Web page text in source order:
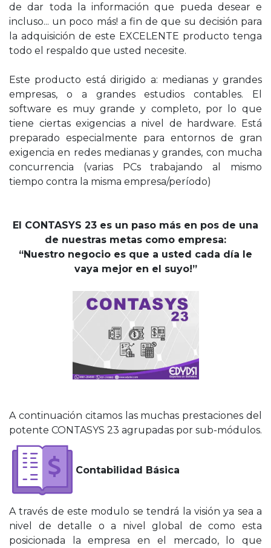
de dar toda la información que pueda desear e
incluso... un poco más! a fin de que su decisión para
la adquisición de este EXCELENTE producto tenga
todo el respaldo que usted necesite.
Este producto está dirigido a: medianas y grandes
empresas, o a grandes estudios contables. El
software es muy grande y completo, por lo que
tiene ciertas exigencias a nivel de hardware. Está
preparado especialmente para entornos de gran
exigencia en redes medianas y grandes, con mucha
concurrencia (varias PCs trabajando al mismo
tiempo contra la misma empresa/período)
El CONTASYS 23 es un paso más en pos de una
de nuestras metas como empresa:
“Nuestro negocio es que a usted cada día le
vaya mejor en el suyo!”
A continuación citamos las muchas prestaciones del
potente CONTASYS 23 agrupadas por sub-módulos.
Contabilidad Básica
A través de este modulo se tendrá la visión ya sea a
nivel de detalle o a nivel global de como esta
posicionada la empresa en el mercado, lo que